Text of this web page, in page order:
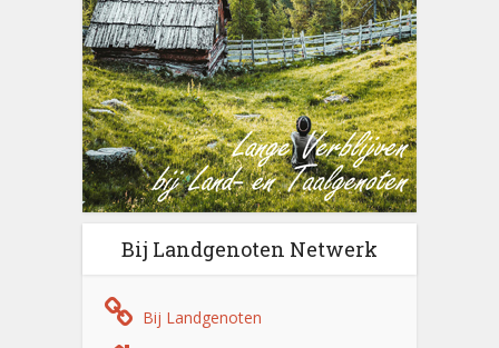
Bij Landgenoten Netwerk
Bij Landgenoten